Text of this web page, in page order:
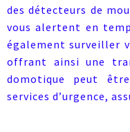
des détecteurs de
vous alertent en
également surveiller
offrant ainsi une
domotique peut
services d’urgence,